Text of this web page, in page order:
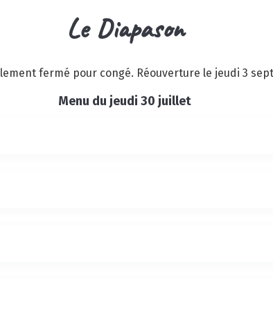
Le Diapason
fermé pour congé. Réouverture le jeudi 3
Menu du jeudi 30 juillet